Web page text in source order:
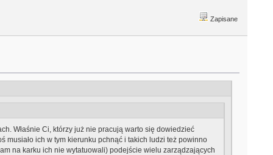
Zapisane
Właśnie Ci, którzy już nie pracują warto się dowiedzieć
musiało ich w tym kierunku pchnąć i takich ludzi też powinno
na karku ich nie wytatuowali) podejście wielu zarządzających